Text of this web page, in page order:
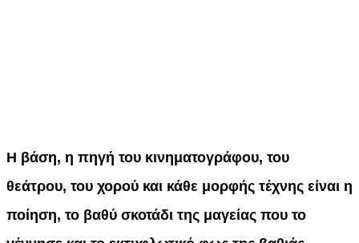
Η βάση, η πηγή του κινηματογράφου, του
θεάτρου, του χορού και κάθε μορφής τέχνης είναι η
ποίηση, το βαθύ σκοτάδι της μαγείας που το